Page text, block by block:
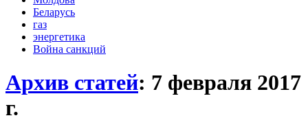
Беларусь
газ
энергетика
Война санкций
Архив статей: 7 февраля 2017
г.